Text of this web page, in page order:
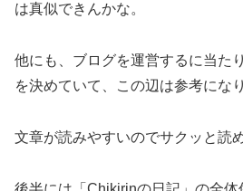
は真似できんかな。
他にも、ブログを運営するに当た
を決めていて、この辺は参考にな
文章が読みやすいのでサクッと読